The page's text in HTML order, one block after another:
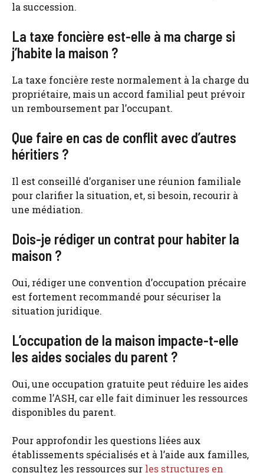
la succession.
La taxe foncière est-elle à ma charge si
j’habite la maison ?
La taxe foncière reste normalement à la charge du
propriétaire, mais un accord familial peut prévoir
un remboursement par l’occupant.
Que faire en cas de conflit avec d’autres
héritiers ?
Il est conseillé d’organiser une réunion familiale
pour clarifier la situation, et, si besoin, recourir à
une médiation.
Dois-je rédiger un contrat pour habiter la
maison ?
Oui, rédiger une convention d’occupation précaire
est fortement recommandé pour sécuriser la
situation juridique.
L’occupation de la maison impacte-t-elle
les aides sociales du parent ?
Oui, une occupation gratuite peut réduire les aides
comme l’ASH, car elle fait diminuer les ressources
disponibles du parent.
Pour approfondir les questions liées aux
établissements spécialisés et à l’aide aux familles,
consultez les ressources sur les structures en